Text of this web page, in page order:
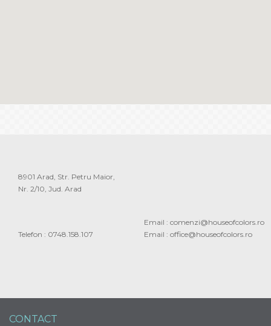
8901 Arad, Str. Petru Maior,
Nr. 2/10, Jud. Arad
Telefon : 0748.158.107
Email : comenzi@houseofcolors.ro
Email : office@houseofcolors.ro
CONTACT